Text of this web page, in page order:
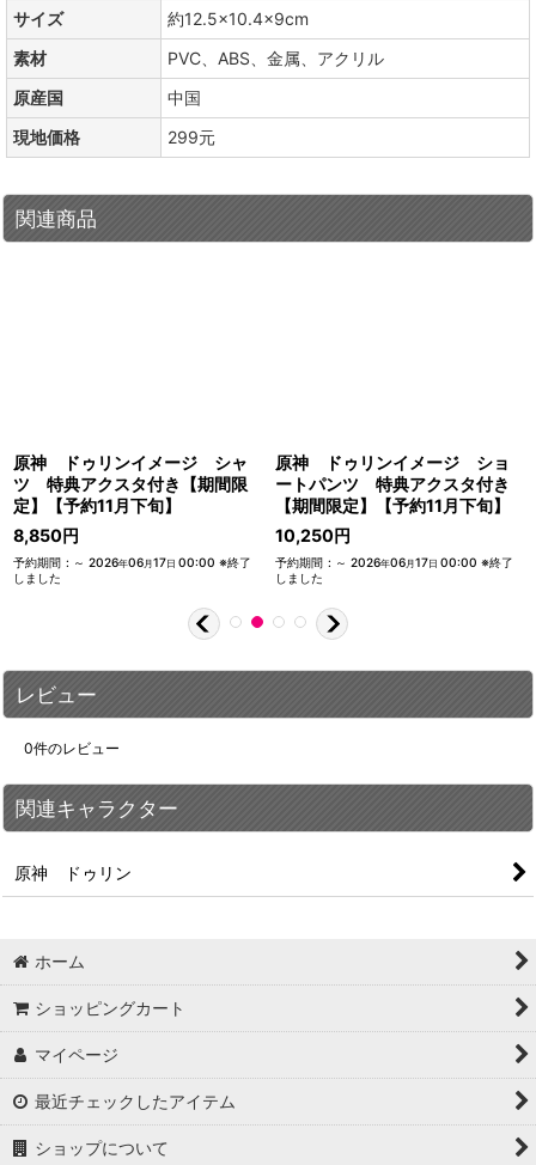
サイズ
約12.5×10.4×9cm
素材
PVC、ABS、金属、アクリル
原産国
中国
現地価格
299元
関連商品
原神 ドゥリンイメージ シャ
ツ 特典アクスタ付き【期間限
定】【予約11月下旬】
8,850円
予約期間 : ～ 2026年06 月17日 00:00 ※終了
しました
原神 ドゥリンイメージ ショ
ートパンツ 特典アクスタ付き
【期間限定】【予約11月下旬】
10,250円
予約期間 : ～ 2026年06 月17日 00:00 ※終了
しました
レビュー
0件のレビュー
関連キャラクター
原神 ドゥリン
ホーム
ショッピングカート
マイページ
最近チェックしたアイテム
ショップについて